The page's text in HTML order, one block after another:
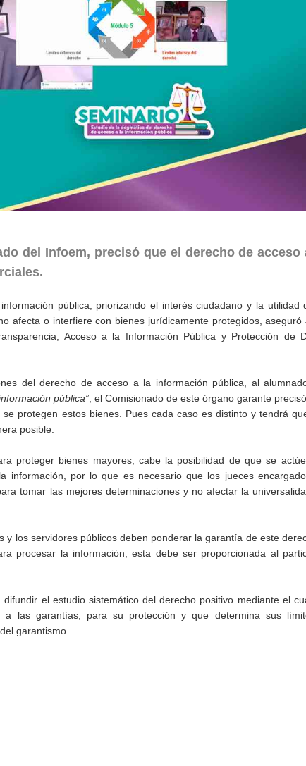
del Infoem, precisó que el derecho de acceso
pública, priorizando el interés ciudadano y la utilidad
afecta o interfiere con bienes jurídicamente protegidos, aseguró
Acceso a la Información Pública y Protección de
del derecho de acceso a la información pública, al
pública”, el Comisionado de este órgano garante
protegen estos bienes. Pues cada caso es distinto y tendrá
posible.
proteger bienes mayores, cabe la posibilidad de que se
información, por lo que es necesario que los jueces
tomar las mejores determinaciones y no afectar la
los servidores públicos deben ponderar la garantía de este
procesar la información, esta debe ser proporcionada al
el estudio sistemático del derecho positivo mediante el
las garantías, para su protección y que determina sus
garantismo.